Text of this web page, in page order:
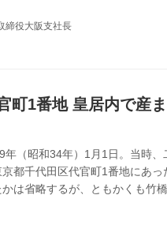
締役大阪支社長
町1番地 皇居内で産
年（昭和34年）1月1日。当時
都千代田区代官町1番地にあ
は省略するが、ともかくも竹